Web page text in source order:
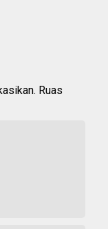
Ruas